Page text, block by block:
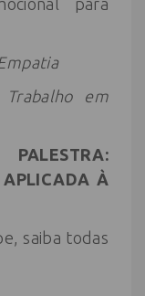
em
APLICADA À
saiba todas